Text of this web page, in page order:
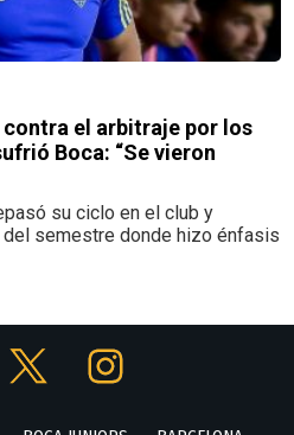
el arbitraje por los
Boca: “Se vieron
su ciclo en el club y
semestre donde hizo énfasis